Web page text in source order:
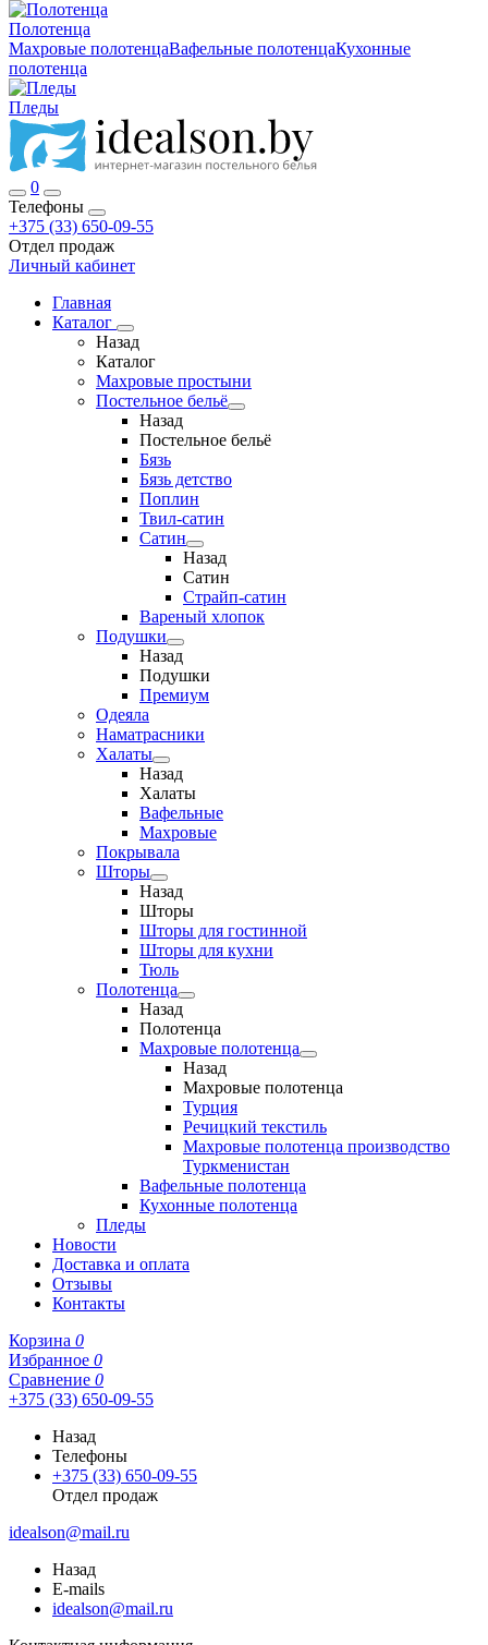
Полотенца
Махровые полотенцаВафельные полотенцаКухонные
полотенца
Пледы
0
Телефоны
+375 (33) 650-09-55
Отдел продаж
Личный кабинет
Главная
Каталог
Назад
Каталог
Махровые простыни
Постельное бельё
Назад
Постельное бельё
Бязь
Бязь детство
Поплин
Твил-сатин
Сатин
Назад
Сатин
Страйп-сатин
Вареный хлопок
Подушки
Назад
Подушки
Премиум
Одеяла
Наматрасники
Халаты
Назад
Халаты
Вафельные
Махровые
Покрывала
Шторы
Назад
Шторы
Шторы для гостинной
Шторы для кухни
Тюль
Полотенца
Назад
Полотенца
Махровые полотенца
Назад
Махровые полотенца
Турция
Речицкий текстиль
Махровые полотенца производство
Туркменистан
Вафельные полотенца
Кухонные полотенца
Пледы
Новости
Доставка и оплата
Отзывы
Контакты
Корзина 0
Избранное 0
Сравнение 0
+375 (33) 650-09-55
Назад
Телефоны
+375 (33) 650-09-55
Отдел продаж
idealson@mail.ru
Назад
E-mails
idealson@mail.ru